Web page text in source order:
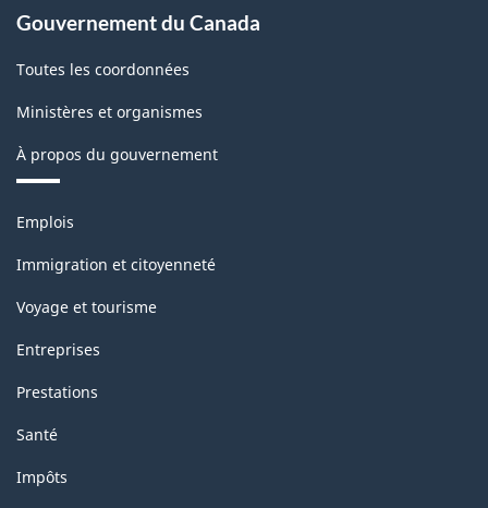
Gouvernement du Canada
Toutes les coordonnées
Ministères et organismes
À propos du gouvernement
Thèmes
sujets
Emplois
Immigration et citoyenneté
Voyage et tourisme
Entreprises
Prestations
Santé
Impôts